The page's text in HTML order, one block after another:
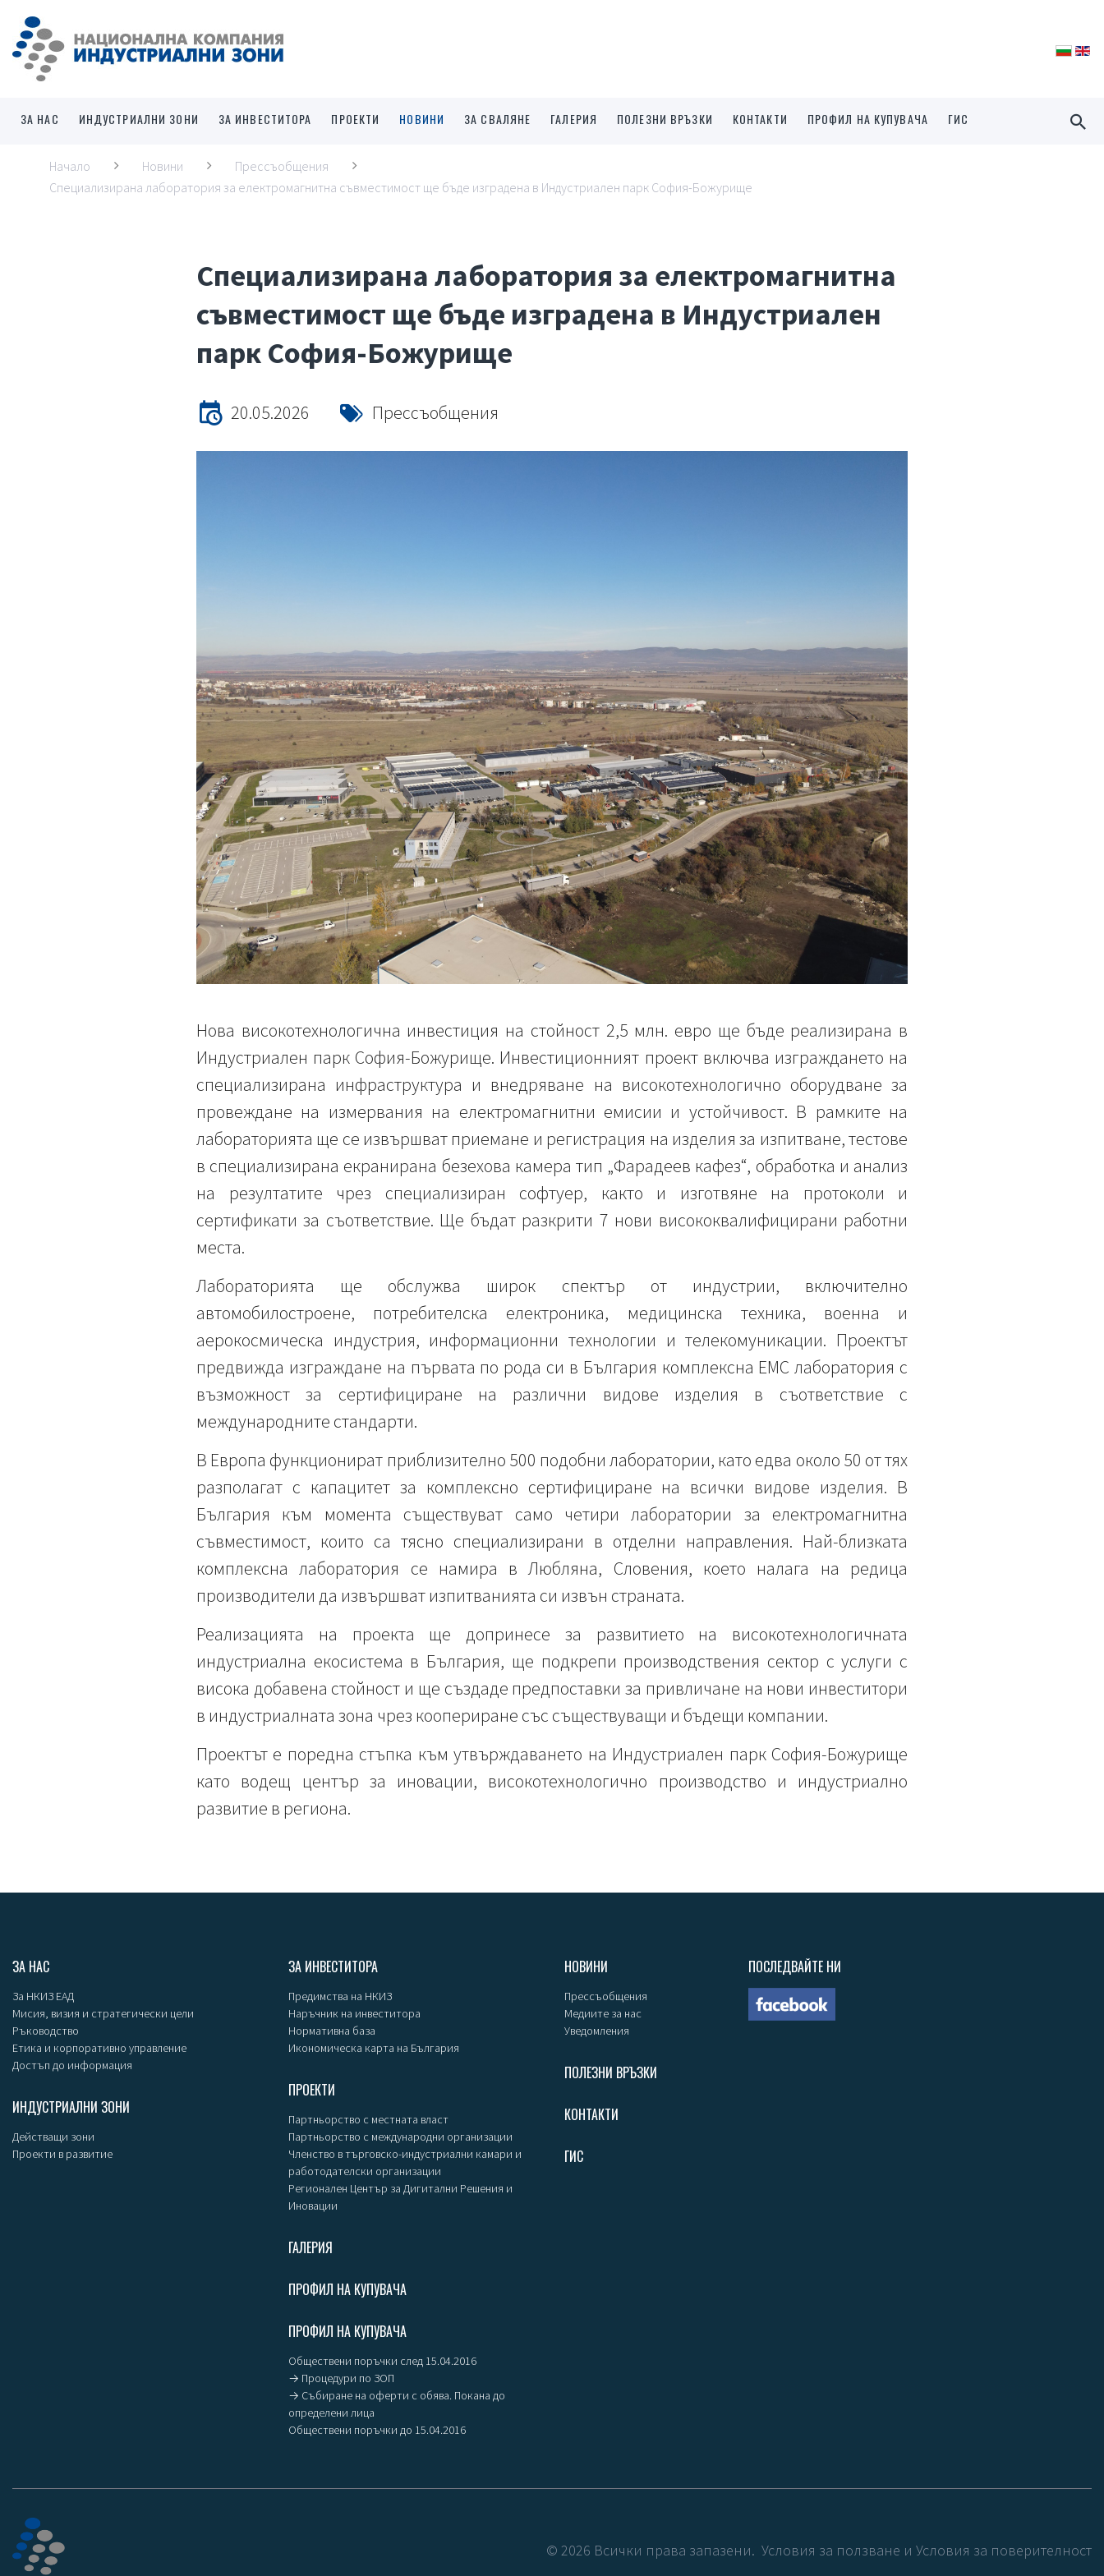
ЗА НАС ИНДУСТРИАЛНИ ЗОНИ ЗА ИНВЕСТИТОРА ПРОЕКТИ НОВИНИ ЗА СВАЛЯНЕ ГАЛЕРИЯ ПОЛЕЗНИ ВРЪЗКИ КОНТАКТИ ПРОФИЛ НА КУПУВАЧА ГИС
Начало Новини
Прессъобщения
Специализирана лаборатория за електромагнитна съвместимост ще бъде изградена в Индустриален парк София-Божурище
Специализирана лаборатория за електромагнитна
съвместимост ще бъде изградена в Индустриален
парк София-Божурище
20.05.2026 Прессъобщения
Нова високотехнологична инвестиция на стойност 2,5 млн. евро ще бъде реализирана в
Индустриален парк София-Божурище. Инвестиционният проект включва изграждането на
специализирана инфраструктура и внедряване на високотехнологично оборудване за
провеждане на измервания на електромагнитни емисии и устойчивост. В рамките на
лабораторията ще се извършват приемане и регистрация на изделия за изпитване, тестове
в специализирана екранирана безехова камера тип „Фарадеев кафез“, обработка и анализ
на резултатите чрез специализиран софтуер, както и изготвяне на протоколи и
сертификати за съответствие. Ще бъдат разкрити 7 нови висококвалифицирани работни
места.
Лабораторията ще обслужва широк спектър от индустрии, включително
автомобилостроене, потребителска електроника, медицинска техника, военна и
аерокосмическа индустрия, информационни технологии и телекомуникации. Проектът
предвижда изграждане на първата по рода си в България комплексна EMC лаборатория с
възможност за сертифициране на различни видове изделия в съответствие с
международните стандарти.
В Европа функционират приблизително 500 подобни лаборатории, като едва около 50 от тях
разполагат с капацитет за комплексно сертифициране на всички видове изделия. В
България към момента съществуват само четири лаборатории за електромагнитна
съвместимост, които са тясно специализирани в отделни направления. Най-близката
комплексна лаборатория се намира в Любляна, Словения, което налага на редица
производители да извършват изпитванията си извън страната.
Реализацията на проекта ще допринесе за развитието на високотехнологичната
индустриална екосистема в България, ще подкрепи производствения сектор с услуги с
висока добавена стойност и ще създаде предпоставки за привличане на нови инвеститори
в индустриалната зона чрез коопериране със съществуващи и бъдещи компании.
Проектът е поредна стъпка към утвърждаването на Индустриален парк София-Божурище
като водещ център за иновации, високотехнологично производство и индустриално
развитие в региона.
ЗА НАС
За НКИЗ ЕАД
Мисия, визия и стратегически цели
Ръководство
Етика и корпоративно управление
Достъп до информация
ИНДУСТРИАЛНИ ЗОНИ
Действащи зони
Проекти в развитие
ЗА ИНВЕСТИТОРА
Предимства на НКИЗ
Наръчник на инвеститора
Нормативна база
Икономическа карта на България
ПРОЕКТИ
Партньорство с местната власт
Партньорство с международни организации
Членство в търговско-индустриални камари и
работодателски организации
Регионален Център за Дигитални Решения и
Иновации
ГАЛЕРИЯ
ПРОФИЛ НА КУПУВАЧА
ПРОФИЛ НА КУПУВАЧА
Обществени поръчки след 15.04.2016
→ Процедури по ЗОП
→ Събиране на оферти с обява. Покана до
определени лица
Обществени поръчки до 15.04.2016
НОВИНИ
Прессъобщения
Медиите за нас
Уведомления
ПОЛЕЗНИ ВРЪЗКИ
КОНТАКТИ
ГИС
ПОСЛЕДВАЙТЕ НИ
© 2026 Всички права запазени. Условия за ползване и Условия за поверителност